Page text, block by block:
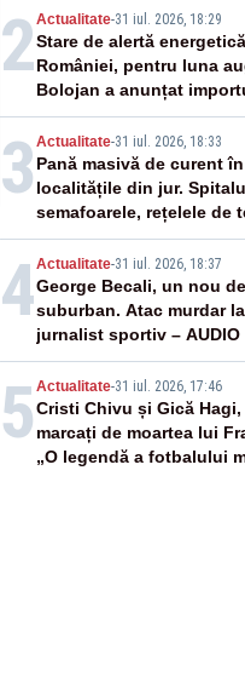
2Actualitate-31 iul. 2026, 18:29
Stare de alertă
României, pentru luna
Bolojan a anunțat
restricții – VIDEO
3 Actualitate-31 iul. 2026, 18:33
Pană masivă de curent
localitățile din jur.
semafoarele, rețelele de
afectate
4Actualitate-31 iul. 2026, 18:37
George Becali, un nou
suburban. Atac murdar
jurnalist sportiv – AUDIO
5 Actualitate-31 iul. 2026, 17:46
Cristi Chivu și Gică
marcați de moartea lui
„O legendă a fotbalului